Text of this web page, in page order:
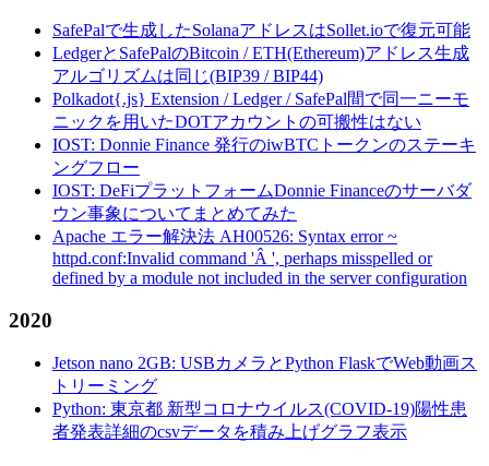
SafePalで生成したSolanaアドレスはSollet.ioで復元可能
LedgerとSafePalのBitcoin / ETH(Ethereum)アドレス生成
アルゴリズムは同じ(BIP39 / BIP44)
Polkadot{.js} Extension / Ledger / SafePal間で同一ニーモ
ニックを用いたDOTアカウントの可搬性はない
IOST: Donnie Finance 発行のiwBTCトークンのステーキ
ングフロー
IOST: DeFiプラットフォームDonnie Financeのサーバダ
ウン事象についてまとめてみた
Apache エラー解決法 AH00526: Syntax error ~
httpd.conf:Invalid command 'Â ', perhaps misspelled or
defined by a module not included in the server configuration
2020
Jetson nano 2GB: USBカメラとPython FlaskでWeb動画ス
トリーミング
Python: 東京都 新型コロナウイルス(COVID-19)陽性患
者発表詳細のcsvデータを積み上げグラフ表示